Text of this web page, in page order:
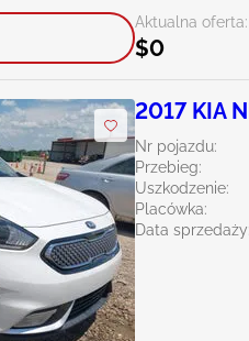
Aktualna oferta:
$0
2017 KIA
Nr pojazdu:
Przebieg:
Uszkodzenie:
Placówka:
Data sprzedaży: